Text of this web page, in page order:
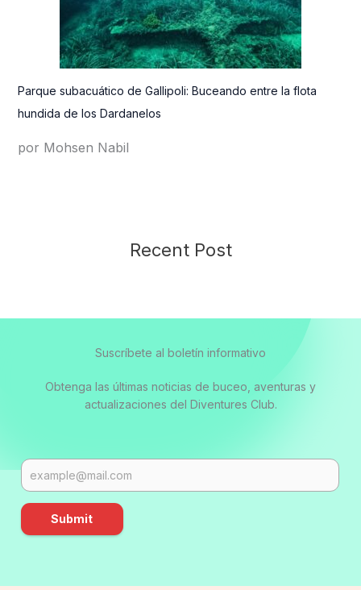
Parque subacuático de Gallipoli: Buceando entre la flota
hundida de los Dardanelos
por Mohsen Nabil
Recent Post
Suscríbete al boletín informativo
Obtenga las últimas noticias de buceo, aventuras y
actualizaciones del Diventures Club.
Submit